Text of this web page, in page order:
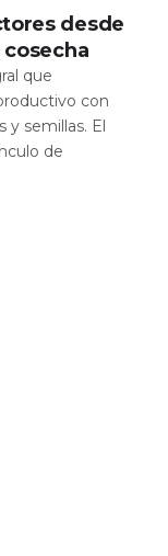
desde
cosecha
que
con
y semillas. El
de